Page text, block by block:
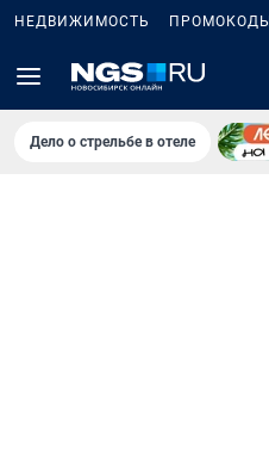
НЕДВИЖИМОСТЬ ПРОМОКОДЫ
Дело о стрельбе в отеле